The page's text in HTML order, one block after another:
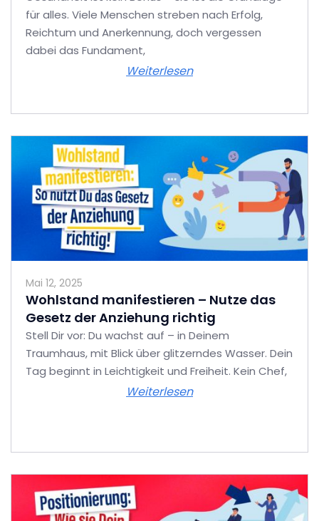
für alles. Viele Menschen streben nach Erfolg,
Reichtum und Anerkennung, doch vergessen
dabei das Fundament,
Weiterlesen
Mai 12, 2025
Wohlstand manifestieren – Nutze das
Gesetz der Anziehung richtig
Stell Dir vor: Du wachst auf – in Deinem
Traumhaus, mit Blick über glitzerndes Wasser. Dein
Tag beginnt in Leichtigkeit und Freiheit. Kein Chef,
Weiterlesen